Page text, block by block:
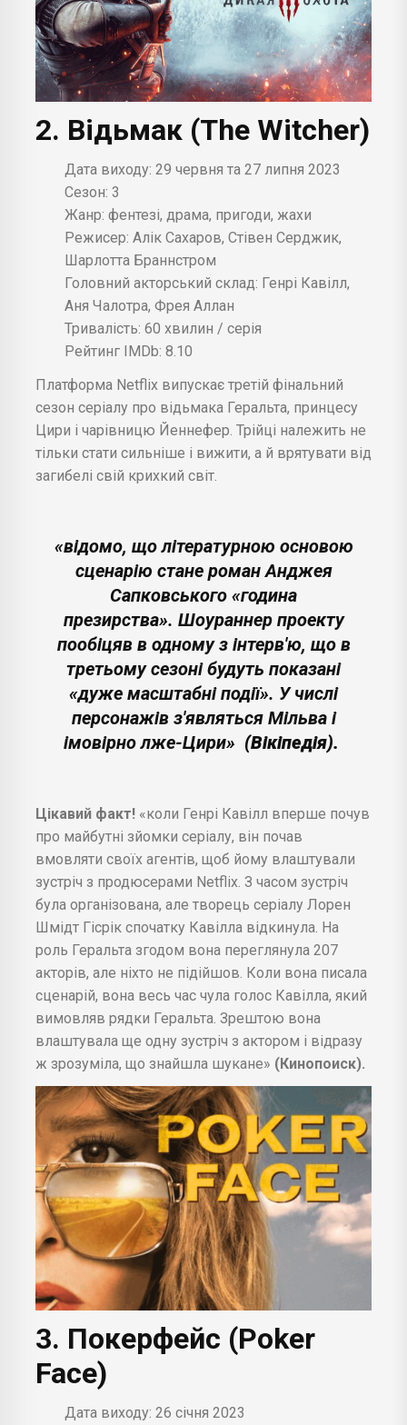
2. Відьмак (The Witcher)
Дата виходу: 29 червня та 27 липня 2023
Сезон: 3
Жанр: фентезі, драма, пригоди, жахи
Режисер: Алік Сахаров, Стівен Серджик,
Шарлотта Браннстром
Головний акторський склад: Генрі Кавілл,
Аня Чалотра, Фрея Аллан
Тривалість: 60 хвилин / серія
Рейтинг IMDb: 8.10
Платформа Netflix випускає третій фінальний
сезон серіалу про відьмака Геральта, принцесу
Цири і чарівницю Йеннефер. Трійці належить не
тільки стати сильніше і вижити, а й врятувати від
загибелі свій крихкий світ.
«відомо, що літературною основою
сценарію стане роман Анджея
Сапковського «година
презирства». Шоураннер проекту
пообіцяв в одному з інтерв'ю, що в
третьому сезоні будуть показані
«дуже масштабні події». У числі
персонажів з'являться Мільва і
імовірно лже-Цири» (Вікіпедія).
Цікавий факт! «коли Генрі Кавілл вперше почув
про майбутні зйомки серіалу, він почав
вмовляти своїх агентів, щоб йому влаштували
зустріч з продюсерами Netflix. З часом зустріч
була організована, але творець серіалу Лорен
Шмідт Гісрік спочатку Кавілла відкинула. На
роль Геральта згодом вона переглянула 207
акторів, але ніхто не підійшов. Коли вона писала
сценарій, вона весь час чула голос Кавілла, який
вимовляв рядки Геральта. Зрештою вона
влаштувала ще одну зустріч з актором і відразу
ж зрозуміла, що знайшла шукане» (Кинопоиск).
3. Покерфейс (Poker
Face)
Дата виходу: 26 січня 2023